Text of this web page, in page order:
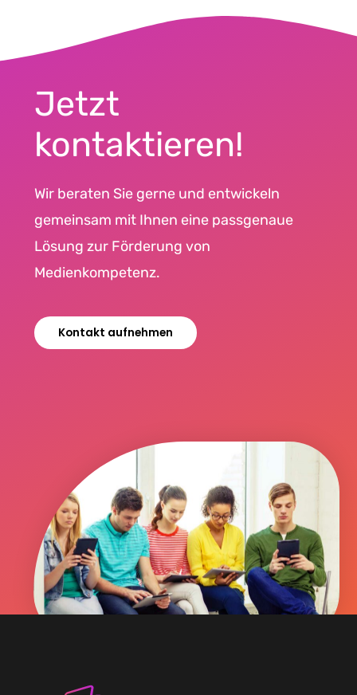
Jetzt
kontaktieren!
Wir beraten Sie gerne und entwickeln
gemeinsam mit Ihnen eine passgenaue
Lösung zur Förderung von
Medienkompetenz.
Kontakt aufnehmen